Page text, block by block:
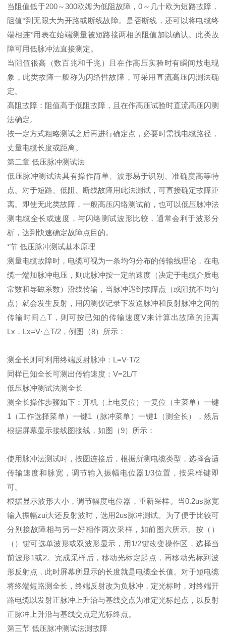
当阻值低于200～300欧姆为低阻故障，0～几十欧为短路故障，
阻值*到无限大为开路或断线故障。是否断线，还可以将电缆终
端相连*用表在始端测量被短路接两相的阻值加以确认。此类故
障可用低脉冲法直接测定。
当阻值很高（数百兆和千兆）且在作高压实验时有瞬间放电现
象，此类故障一般称为闪络性故障，可采用直流高压闪测法确
定。
高阻故障：阻值高于低阻故障，且在作高压试验时直流高压闪测
法确定。
按一定方式粗略测试之后再进行确定点，必要时需找电缆路径，
丈量电缆长度或距离。
第二章 低压脉冲测试法
低压脉冲测试法具有操作简单、波形易于识别、准确度高等特
点。对于短路、低阻、断线故障用此法测试，可直接确定故障距
离。即使无此类故障，一般高压闪络测试前，也可以低压脉冲法
测电缆全长或速度，与闪络测试波形比较，通常会利于波形分
析，达到快速确定故障点目的。
*节 低压脉冲测试基本原理
测量电缆故障时，电缆可视为一条均匀分布的传输线理论，在电
缆一端加脉冲电压，则此脉冲按一定的速度（决定于电缆介质电
常数和导磁系数）沿线传输，当脉冲遇到故障点（或阻抗不均匀
点）就会发生反射，用闪测仪记录下发送脉冲和反射脉冲之间的
传输时间△T，则可按已知的传输速度V来计算出故障的距离
Lx，Lx=V·△T/2，例图（8）所示：
测全长则可利用终端反射脉冲：L=V·T/2
同样已知全长可测出传输速度：V=2L/T
低压脉冲测试法测全长
测全长操作步骤如下：开机（上电复位）一复位（主菜单）一键
1（工作选择菜单）一键1（脉冲菜单）一键1（测全长），然后
根据屏幕显示接线图接线，如图（9）所示：
使用脉冲法测试时，按图连接后，根据所测电缆类型，选择合适
传输速度和脉宽，调节输入振幅电位器1/3位置，按采样键即
可。
根据显示波形大小，调节幅度电位器，重新采样。当0.2us脉宽
输入振幅zui大还反射波时，选用2us脉冲测试。为了便于比较可
分别接故障相与另一好相作两次采样，如前图六所示。按（）
（）键可选单波形或双波形显示，用1/2键改变操作区，选择当
前波形1或2。完成采样后，移动光标定起点，再移动光标到波
形反射点，此时屏幕所显示的长度就是电缆全长值。对于短电缆
将终端短路测全长，终端反射改为负脉冲，定光标时，对终端开
路电缆以发射正脉冲上升沿与基线交点为准定光标起点，以反射
正脉冲上升沿与基线交点定光标终点。
第三节 低压脉冲测试法测故障